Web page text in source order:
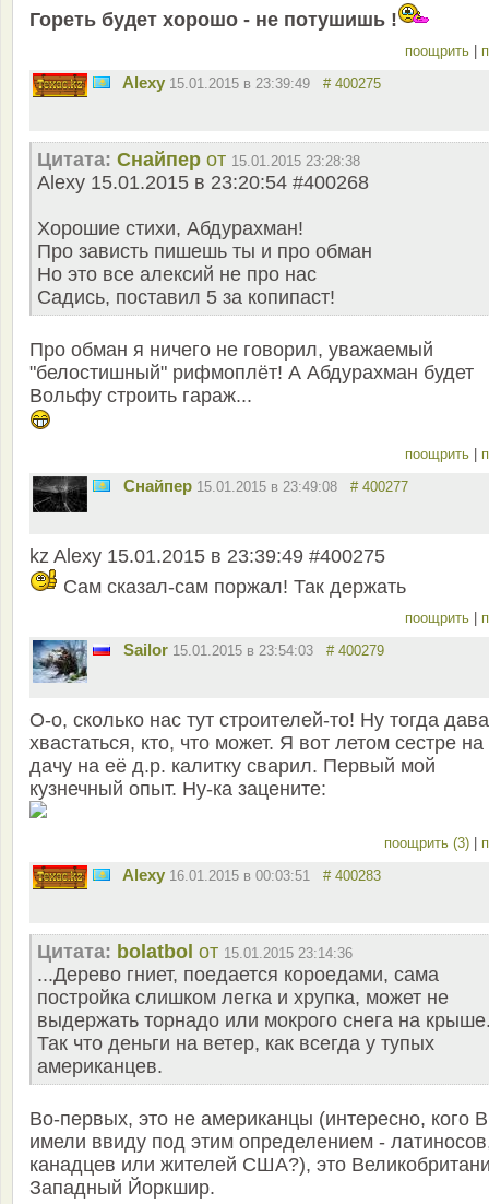
Гореть будет хорошо - не потушишь !
поощрить |
Alexy 15.01.2015 в 23:39:49 # 400275
Цитата: Снайпер от 15.01.2015 23:28:38
Alexy 15.01.2015 в 23:20:54 #400268
Хорошие стихи, Абдурахман!
Про зависть пишешь ты и про обман
Но это все алексий не про нас
Садись, поставил 5 за копипаст!
Про обман я ничего не говорил, уважаемый
"белостишный" рифмоплёт! А Абдурахман будет
Вольфу строить гараж...
поощрить |
Снайпер 15.01.2015 в 23:49:08 # 400277
kz Alexy 15.01.2015 в 23:39:49 #400275
Сам сказал-сам поржал! Так держать
поощрить |
Sailor 15.01.2015 в 23:54:03 # 400279
О-о, сколько нас тут строителей-то! Ну тогда
хвастаться, кто, что может. Я вот летом сестре на
дачу на её д.р. калитку сварил. Первый мой
кузнечный опыт. Ну-ка зацените:
поощрить (3) |
Alexy 16.01.2015 в 00:03:51 # 400283
Цитата: bolatbol от 15.01.2015 23:14:36
...Дерево гниет, поедается короедами, сама
постройка слишком легка и хрупка, может не
выдержать торнадо или мокрого снега на
Так что деньги на ветер, как всегда у тупых
американцев.
Во-первых, это не американцы (интересно, кого
имели ввиду под этим определением -
канадцев или жителей США?), это
Западный Йоркшир.